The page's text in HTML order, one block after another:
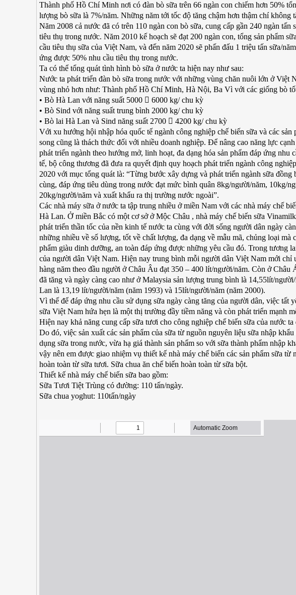
Thành phố Hồ Chí Minh nơi có đàn bò sữa trên 66 ngàn con chiếm hơn 50%
lượng bò sữa là 7%/năm. Những năm tới tốc độ tăng chậm hơn thậm chí không
Năm 2008 cả nước đã có trên 110 ngàn con bò sữa, cung cấp gần 240 ngàn
tiêu thụ trong nước. Năm 2010 kế hoạch sẽ đạt 200 ngàn con, tổng sản phẩm
cầu tiêu thụ sữa của Việt Nam, và đến năm 2020 sẽ phấn đấu 1 triệu tấn sữa/
ứng được 50% nhu cầu tiêu thụ trong nước.
Ta có thể tổng quát tình hình bò sữa ở nước ta hiện nay như sau:
Nước ta phát triển đàn bò sữa trong nước với những vùng chăn nuôi lớn ở
vùng nhỏ hơn như: Thành phố Hồ Chí Minh, Hà Nội, Ba Vì với các giống bò
• Bò Hà Lan với năng suất 5000  6000 kg/ chu kỳ
• Bò Sind với năng suất trung bình 2000 kg/ chu kỳ
• Bò lai Hà Lan và Sind năng suất 2700  4200 kg/ chu kỳ
Với xu hướng hội nhập hóa quốc tế ngành công nghiệp chế biến sữa và các
song cũng là thách thức đối với nhiều doanh nghiệp. Để nâng cao năng lực
phát triển ngành theo hướng mở, linh hoạt, đa dạng hóa sản phẩm đáp ứng
tế, bộ công thương đã đưa ra quyết định quy hoạch phát triển ngành công
2020 với mục tổng quát là: “Từng bước xây dựng và phát triển ngành sữa đồng
cùng, đáp ứng tiêu dùng trong nước đạt mức bình quân 8kg/người/năm, 10kg/
20kg/người/năm và xuất khẩu ra thị trường nước ngoài”.
Các nhà máy sữa ở nước ta tập trung nhiều ở miền Nam với các nhà máy chế
Hà Lan. Ở miền Bắc có một cơ sở ở Mộc Châu , nhà máy chế biến sữa
phát triển thần tốc của nền kinh tế nước ta cùng với đời sống người dân ngày
những nhiều về số lượng, tốt về chất lượng, đa dạng về mẫu mã, chủng loại mà
phẩm giàu dinh dưỡng, an toàn đáp ứng được những yêu cầu đó. Trong tương
của người dân Việt Nam. Hiện nay trung bình mỗi người dân Việt Nam mới chỉ
hàng năm theo đầu người ở Châu Âu đạt 350 – 400 lít/người/năm. Còn ở
đã tăng và ngày càng cao như ở Malaysia sản lượng trung bình là 14,55lít/
Lan là 13,19 lít/người/năm (năm 1993) và 15lít/người/năm (năm 2000).
Vì thế để đáp ứng nhu cầu sử dụng sữa ngày càng tăng của người dân, việc tất
sữa Việt Nam hứa hẹn là một thị trường đầy tiềm năng và còn phát triển mạnh
Hiện nay khả năng cung cấp sữa tươi cho công nghiệp chế biến sữa của nước
Do đó, việc sản xuất các sản phẩm của sữa từ nguồn nguyên liệu sữa nhập
dụng sữa trong nước, vừa hạ giá thành sản phẩm so với sữa thành phẩm nhập
vậy nên em được giao nhiệm vụ thiết kế nhà máy chế biến các sản phẩm sữa
hoàn toàn từ sữa tươi. Sữa chua ăn chế biến hoàn toàn từ sữa bột.
Thiết kế nhà máy chế biến sữa bao gồm:
Sữa Tươi Tiệt Trùng có đường: 110 tấn/ngày.
Sữa chua yoghut: 110tấn/ngày